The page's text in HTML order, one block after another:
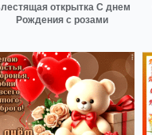
открытка С днем
Рождения с розами